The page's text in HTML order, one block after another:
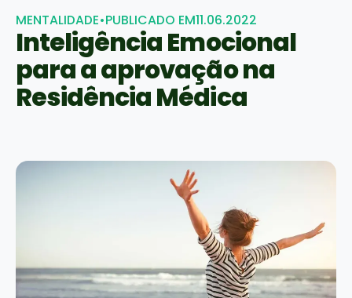
MENTALIDADE•PUBLICADO EM11.06.2022
Inteligência Emocional
para a aprovação na
Residência Médica